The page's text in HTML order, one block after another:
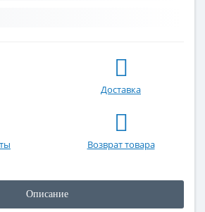
Доставка
Возврат товара
Описание